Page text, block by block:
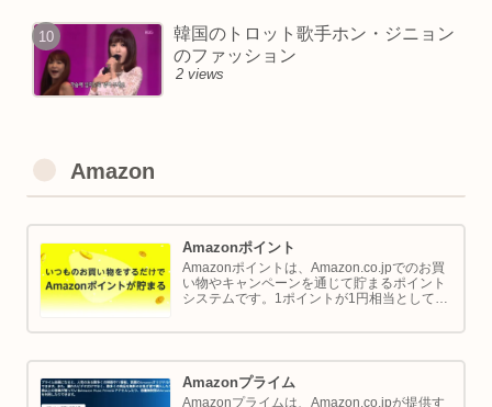
韓国のトロット歌手ホン・ジニョン
のファッション
2 views
Amazon
Amazonポイント
Amazonポイントは、Amazon.co.jpでのお買
い物やキャンペーンを通じて貯まるポイント
システムです。1ポイントが1円相当として、
では Amazon ポイントの使い方と貯め方を解
Amazonプライム
Amazonプライムは、Amazon.co.jpが提供す